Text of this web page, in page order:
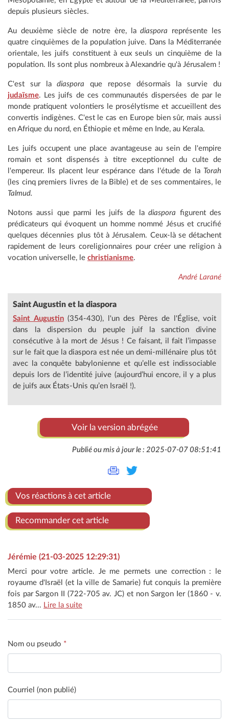
depuis plusieurs siècles.
Au deuxième siècle de notre ère, ladiaspora représente les
quatre cinquièmes de la population juive. Dans la Méditerranée
orientale, les juifs constituent à eux seuls un cinquième de la
population. Ils sont plus nombreux à Alexandrie qu'à Jérusalem !
C'est sur ladiaspora que repose désormais la survie du
judaïsme. Les juifs de ces communautés dispersées de par le
monde pratiquent volontiers le prosélytisme et accueillent des
convertis indigènes. C'est le cas en Europe bien sûr, mais aussi
en Afrique du nord, en Éthiopie et même en Inde, au Kerala.
Les juifs occupent une place avantageuse au sein de l'empire
romain et sont dispensés à titre exceptionnel du culte de
l'empereur. Ils placent leur espérance dans l'étude de la Torah
(les cinq premiers livres de la Bible) et de ses commentaires, le
Talmud.
Notons aussi que parmi les juifs de ladiaspora figurent des
prédicateurs qui évoquent un homme nommé Jésus et crucifié
quelques décennies plus tôt à Jérusalem. Ceux-là se détachent
rapidement de leurs coreligionnaires pour créer une religion à
vocation universelle, le christianisme.
André Larané
Saint Augustin et la diaspora
Saint Augustin(354-430), l'un des Pères de l'Église, voit
dans la dispersion du peuple juif la sanction divine
consécutive à la mort de Jésus ! Ce faisant, il fait l’impasse
sur le fait que la diaspora est née un demi-millénaire plus tôt
avec la conquête babylonienne et qu’elle est indissociable
depuis lors de l’identité juive (aujourd’hui encore, il y a plus
de juifs aux États-Unis qu’en Israël !).
Voir la version abrégée
Publié ou mis à jour le : 2025-07-07 08:51:41
Vos réactions à cet article
Recommander cet article
Jérémie (21-03-2025 12:29:31)
Merci pour votre article. Je me permets une correction : le
royaume d'Israël (et la ville de Samarie) fut conquis la première
fois par Sargon II (722-705 av. JC) et non Sargon Ier (1860 - v.
1850 av... Lire la suite
Nom ou pseudo *
Courriel (non publié)